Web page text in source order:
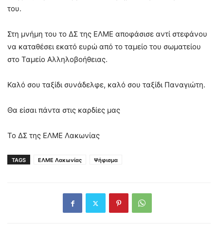
του.
Στη μνήμη του το ΔΣ της ΕΛΜΕ αποφάσισε αντί στεφάνου
να καταθέσει εκατό ευρώ από το ταμείο του σωματείου
στο Ταμείο Αλληλοβοήθειας.
Καλό σου ταξίδι συνάδελφε, καλό σου ταξίδι Παναγιώτη.
Θα είσαι πάντα στις καρδίες μας
Το ΔΣ της ΕΛΜΕ Λακωνίας
TAGS ΕΛΜΕ Λακωνίας Ψήφισμα